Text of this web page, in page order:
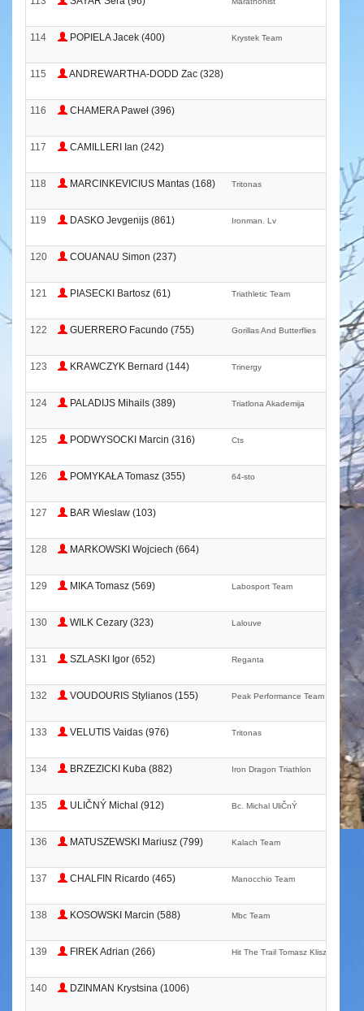
114 POPIELA Jacek (400) Krystek Team
115 ANDREWARTHA-DODD Zac (328)
116 CHAMERA Paweł (396)
117 CAMILLERI Ian (242)
118 MARCINKEVICIUS Mantas (168) Tritonas
119 DASKO Jevgenijs (861) Ironman. Lv
120 COUANAU Simon (237)
121 PIASECKI Bartosz (61) Triathletic Team
122 GUERRERO Facundo (755) Gorillas And Butterflies
123 KRAWCZYK Bernard (144) Trinergy
124 PALADIJS Mihails (389) Triatlona Akademija
125 PODWYSOCKI Marcin (316) Cts
126 POMYKAŁA Tomasz (355) 64-sto
127 BAR Wieslaw (103)
128 MARKOWSKI Wojciech (664)
129 MIKA Tomasz (569) Labosport Team
130 WILK Cezary (323) Lalouve
131 SZLASKI Igor (652) Reganta
132 VOUDOURIS Stylianos (155) Peak Performance Team
133 VELUTIS Vaidas (976) Tritonas
134 BRZEZICKI Kuba (882) Iron Dragon Triathlon
135 ULIČNÝ Michal (912) Bc. Michal UliČnÝ
136 MATUSZEWSKI Mariusz (799) Kalach Team
137 CHALFIN Ricardo (465) Manocchio Team
138 KOSOWSKI Marcin (588) Mbc Team
139 FIREK Adrian (266) Hit The Trail Tomasz Klisz
140 DZINMAN Krystsina (1006)